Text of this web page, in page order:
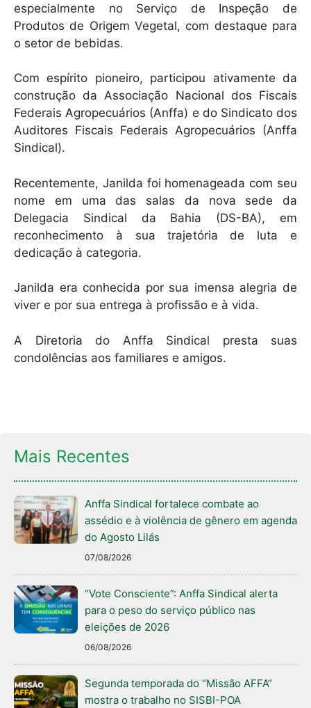
especialmente no Serviço de Inspeção de
Produtos de Origem Vegetal, com destaque para
o setor de bebidas.
Com espírito pioneiro, participou ativamente da
construção da Associação Nacional dos Fiscais
Federais Agropecuários (Anffa) e do Sindicato dos
Auditores Fiscais Federais Agropecuários (Anffa
Sindical).
Recentemente, Janilda foi homenageada com seu
nome em uma das salas da nova sede da
Delegacia Sindical da Bahia (DS-BA), em
reconhecimento à sua trajetória de luta e
dedicação à categoria.
Janilda era conhecida por sua imensa alegria de
viver e por sua entrega à profissão e à vida.
A Diretoria do Anffa Sindical presta suas
condolências aos familiares e amigos.
Mais Recentes
Anffa Sindical fortalece combate ao
assédio e à violência de gênero em agenda
do Agosto Lilás
07/08/2026
“Vote Consciente”: Anffa Sindical alerta
para o peso do serviço público nas
eleições de 2026
06/08/2026
Segunda temporada do “Missão AFFA”
mostra o trabalho no SISBI-POA